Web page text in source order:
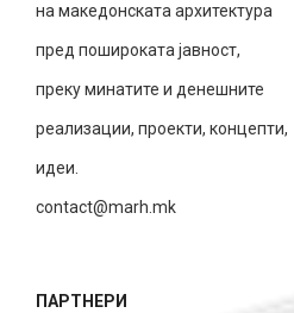
на македонската архитектура
пред пошироката јавност,
преку минатите и денешните
реализации, проекти, концепти,
идеи.
contact@marh.mk
ПАРТНЕРИ